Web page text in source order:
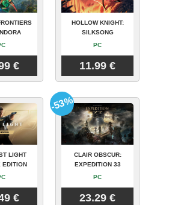
€
HOLLOW KNIGHT:
SILKSONG
PC
11.99 €
LIGHT
EDITION
€
CLAIR OBSCUR:
EXPEDITION 33
PC
23.29 €
-53%